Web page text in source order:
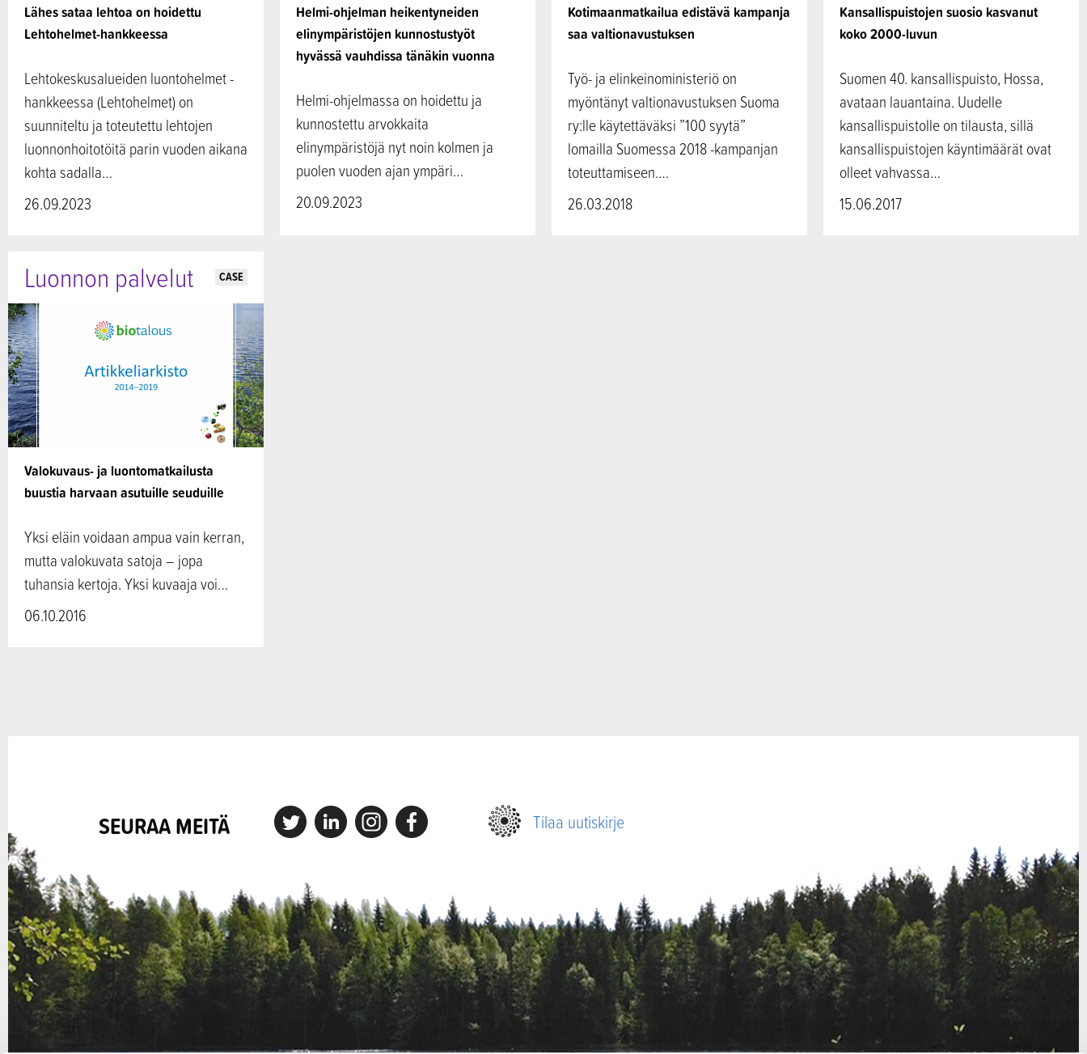
Lähes sataa lehtoa on hoidettu
Lehtohelmet-hankkeessa
Lehtokeskusalueiden luontohelmet -
hankkeessa (Lehtohelmet) on
suunniteltu ja toteutettu lehtojen
luonnonhoitotöitä parin vuoden aikana
kohta sadalla…
26.09.2023
Helmi-ohjelman heikentyneiden
elinympäristöjen kunnostustyöt
hyvässä vauhdissa tänäkin vuonna
Helmi-ohjelmassa on hoidettu ja
kunnostettu arvokkaita
elinympäristöjä nyt noin kolmen ja
puolen vuoden ajan ympäri…
20.09.2023
Kotimaanmatkailua edistävä kampanja
saa valtionavustuksen
Työ- ja elinkeinoministeriö on
myöntänyt valtionavustuksen Suoma
ry:lle käytettäväksi ”100 syytä”
lomailla Suomessa 2018 -kampanjan
toteuttamiseen.…
26.03.2018
Kansallispuistojen suosio kasvanut
koko 2000-luvun
Suomen 40. kansallispuisto, Hossa,
avataan lauantaina. Uudelle
kansallispuistolle on tilausta, sillä
kansallispuistojen käyntimäärät ovat
olleet vahvassa…
15.06.2017
Valokuvaus- ja luontomatkailusta
buustia harvaan asutuille seuduille
Luonnon palvelut CASE
Yksi eläin voidaan ampua vain kerran,
mutta valokuvata satoja – jopa
tuhansia kertoja. Yksi kuvaaja voi…
06.10.2016
SEURAA MEITÄ X Linkedin InstagramFacebook Tilaa uutiskirje